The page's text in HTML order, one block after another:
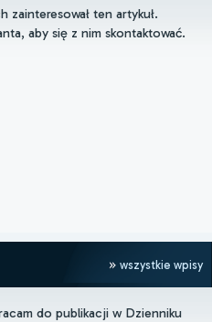
zainteresował ten artykuł.
aby się z nim skontaktować.
wszystkie wpisy
do publikacji w Dzienniku